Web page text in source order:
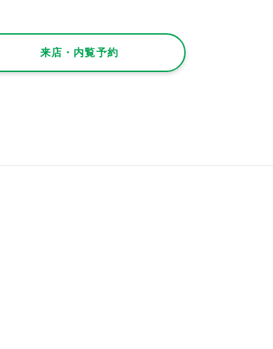
来店・内覧予約